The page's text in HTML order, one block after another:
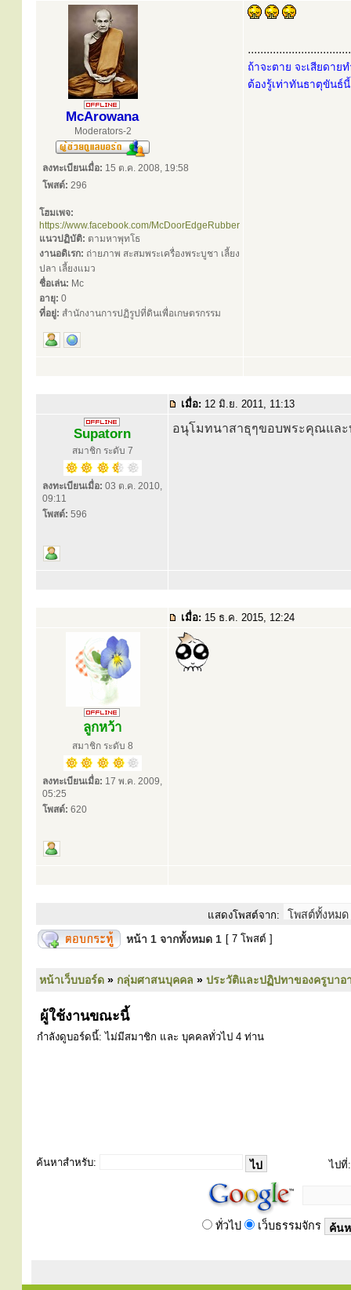
McArowana
Moderators-2
ลงทะเบียนเมื่อ: 15 ต.ค. 2008, 19:58
โพสต์: 296
โฮมเพจ:
https://www.facebook.com/McDoorEdgeRubber
แนวปฏิบัติ: ตามหาพุทโธ
งานอดิเรก: ถ่ายภาพ สะสมพระเครื่องพระบูชา เลี้ยง
ปลา เลี้ยงแมว
ชื่อเล่น: Mc
อายุ: 0
ที่อยู่: สำนักงานการปฏิรูปที่ดินเพื่อเกษตรกรรม
ถ้าจะตาย จะเสียดาย
ต้องรู้เท่าทันธาตุขันธ์
เมื่อ: 12 มิ.ย. 2011, 11:13
Supatorn
สมาชิก ระดับ 7
ลงทะเบียนเมื่อ: 03 ต.ค. 2010,
09:11
โพสต์: 596
อนุโมทนาสาธุๆขอบพระคุณแล
เมื่อ: 15 ธ.ค. 2015, 12:24
ลูกหว้า
สมาชิก ระดับ 8
ลงทะเบียนเมื่อ: 17 พ.ค. 2009,
05:25
โพสต์: 620
แสดงโพสต์จาก:
หน้า 1 จากทั้งหมด 1 [ 7 โพสต์ ]
หน้าเว็บบอร์ด » กลุ่มศาสนบุคคล » ประวัติและปฏิปทาของครูบาอ
ผู้ใช้งานขณะนี้
กำลังดูบอร์ดนี้: ไม่มีสมาชิก และ บุคคลทั่วไป 4 ท่าน
ค้นหาสำหรับ: ไปที่:
ทั่วไป เว็บธรรมจักร